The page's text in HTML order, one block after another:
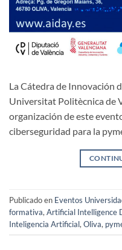
La Cátedra de Innovación
Universitat Politècnica de
organización de este
ciberseguridad para la
Publicado en Eventos
formativa, Artificial Intelligence
Inteligencia Artificial, Oliva,